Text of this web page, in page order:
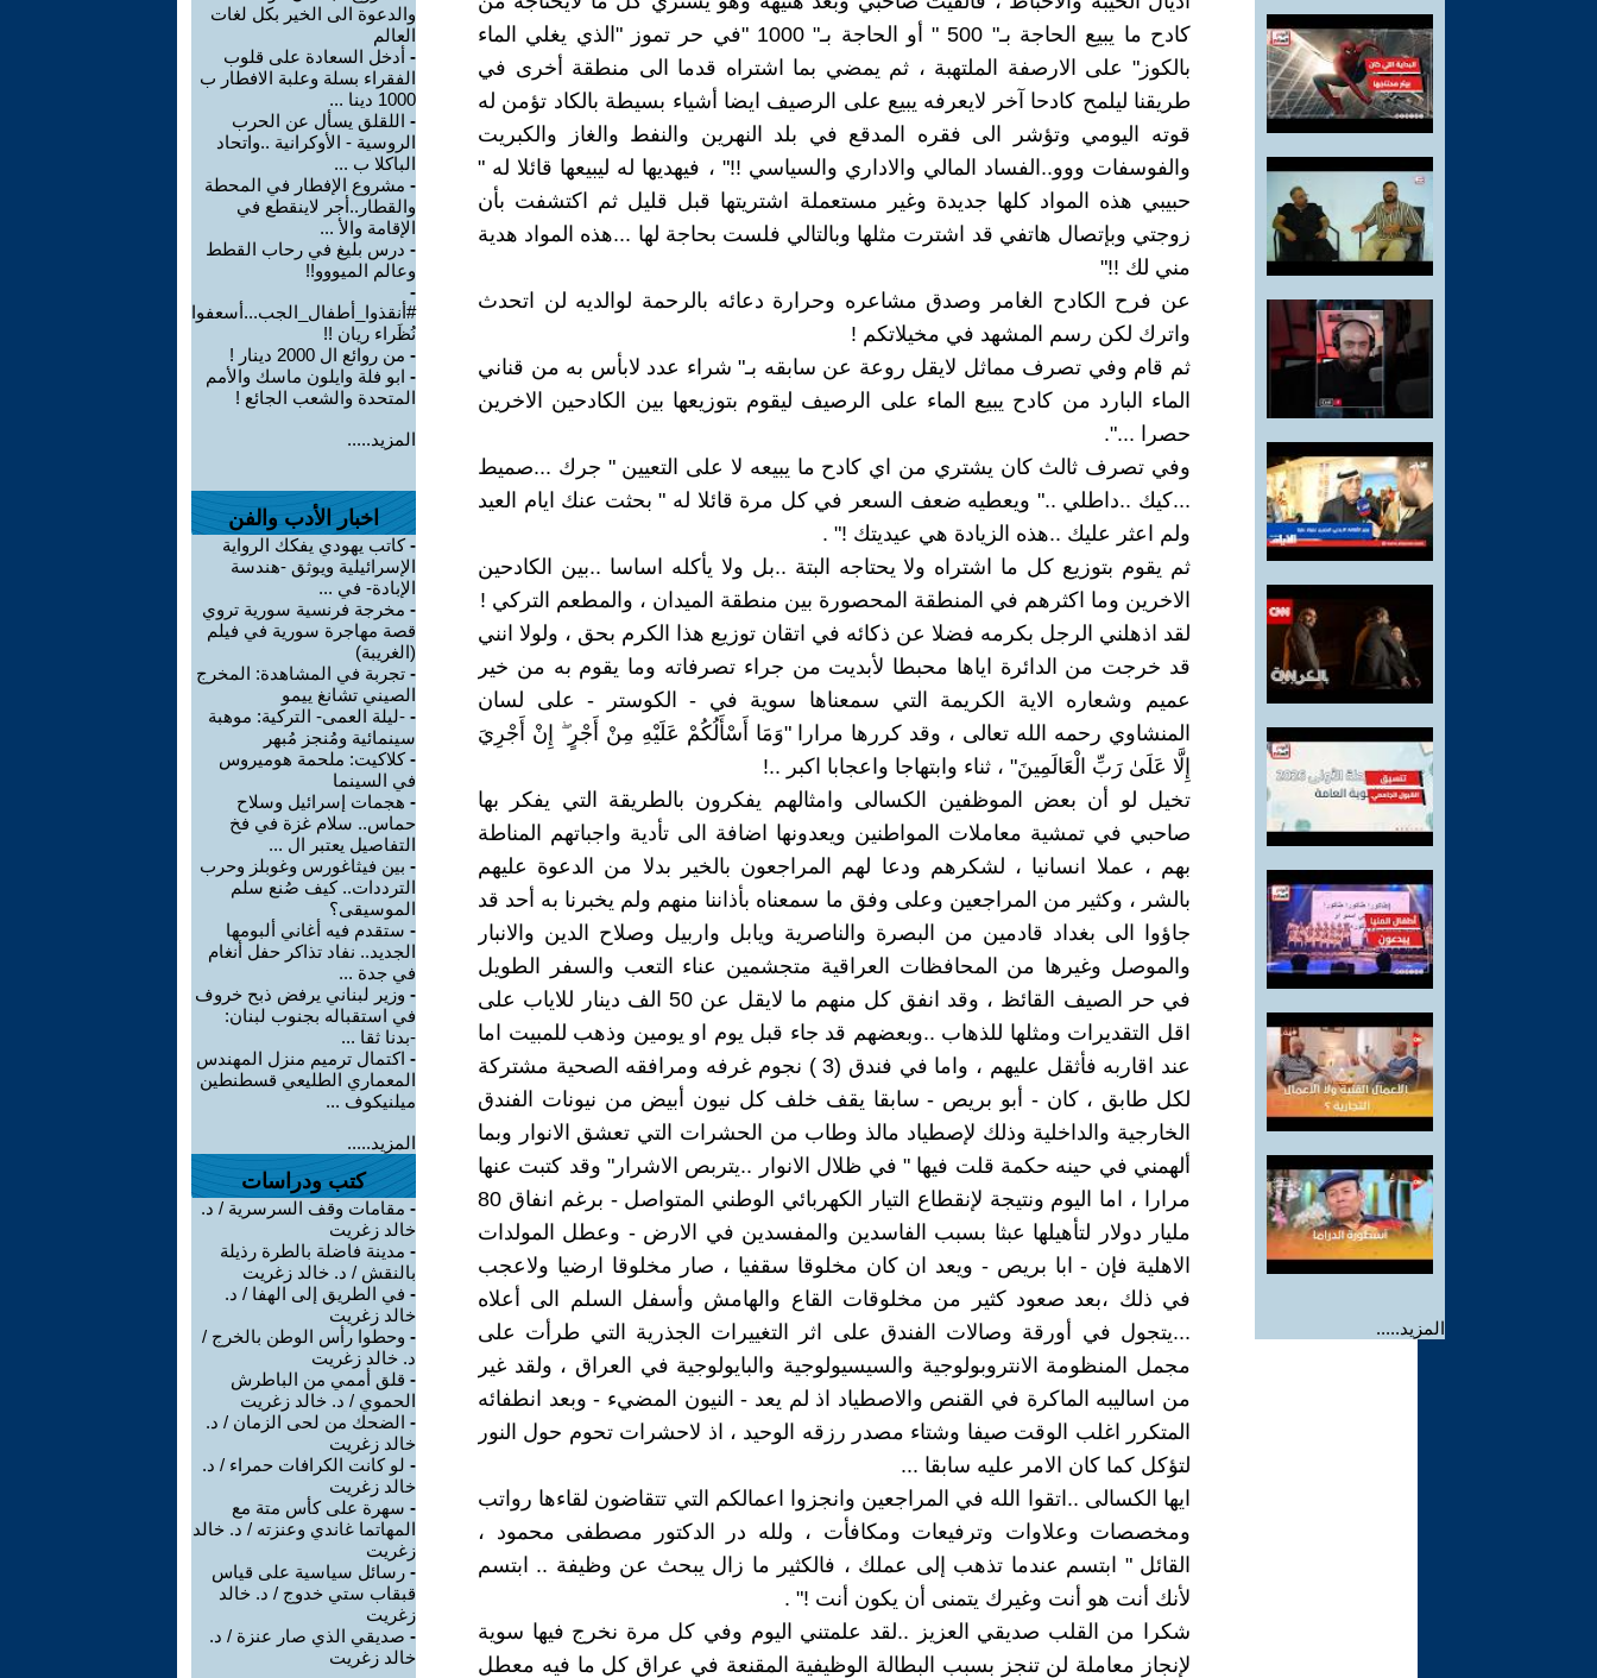
المزيد.....
كادح ما يبيع الحاجة بـ" 500 " أو الحاجة بـ" 1000 "في حر تموز "الذي يغلي الماء
بالكوز" على الارصفة الملتهبة ، ثم يمضي بما اشتراه قدما الى منطقة أخرى في
طريقنا ليلمح كادحا آخر لايعرفه يبيع على الرصيف ايضا أشياء بسيطة بالكاد تؤمن له
قوته اليومي وتؤشر الى فقره المدقع في بلد النهرين والنفط والغاز والكبريت
والفوسفات ووو..الفساد المالي والاداري والسياسي !!" ، فيهديها له ليبيعها قائلا له "
حبيبي هذه المواد كلها جديدة وغير مستعملة اشتريتها قبل قليل ثم اكتشفت بأن
زوجتي وبإتصال هاتفي قد اشترت مثلها وبالتالي فلست بحاجة لها ...هذه المواد هدية
مني لك !!"
عن فرح الكادح الغامر وصدق مشاعره وحرارة دعائه بالرحمة لوالديه لن اتحدث
واترك لكن رسم المشهد في مخيلاتكم !
ثم قام وفي تصرف مماثل لايقل روعة عن سابقه بـ" شراء عدد لابأس به من قناني
الماء البارد من كادح يبيع الماء على الرصيف ليقوم بتوزيعها بين الكادحين الاخرين
حصرا ...".
وفي تصرف ثالث كان يشتري من اي كادح ما يبيعه لا على التعيين " جرك ...صميط
...كيك ..داطلي .." ويعطيه ضعف السعر في كل مرة قائلا له " بحثت عنك ايام العيد
ولم اعثر عليك ..هذه الزيادة هي عيديتك !" .
ثم يقوم بتوزيع كل ما اشتراه ولا يحتاجه البتة ..بل ولا يأكله اساسا ..بين الكادحين
الاخرين وما اكثرهم في المنطقة المحصورة بين منطقة الميدان ، والمطعم التركي !
لقد اذهلني الرجل بكرمه فضلا عن ذكائه في اتقان توزيع هذا الكرم بحق ، ولولا انني
قد خرجت من الدائرة اياها محبطا لأبديت من جراء تصرفاته وما يقوم به من خير
عميم وشعاره الاية الكريمة التي سمعناها سوية في - الكوستر - على لسان
المنشاوي رحمه الله تعالى ، وقد كررها مرارا "وَمَا أَسْأَلُكُمْ عَلَيْهِ مِنْ أَجْرٍ ۖ إِنْ أَجْرِيَ
إِلَّا عَلَىٰ رَبِّ الْعَالَمِينَ" ، ثناء وابتهاجا واعجابا اكبر ..!
تخيل لو أن بعض الموظفين الكسالى وامثالهم يفكرون بالطريقة التي يفكر بها
صاحبي في تمشية معاملات المواطنين ويعدونها اضافة الى تأدية واجباتهم المناطة
بهم ، عملا انسانيا ، لشكرهم ودعا لهم المراجعون بالخير بدلا من الدعوة عليهم
بالشر ، وكثير من المراجعين وعلى وفق ما سمعناه بأذاننا منهم ولم يخبرنا به أحد قد
جاؤوا الى بغداد قادمين من البصرة والناصرية ويابل واربيل وصلاح الدين والانبار
والموصل وغيرها من المحافظات العراقية متجشمين عناء التعب والسفر الطويل
في حر الصيف القائظ ، وقد انفق كل منهم ما لايقل عن 50 الف دينار للاياب على
اقل التقديرات ومثلها للذهاب ..وبعضهم قد جاء قبل يوم او يومين وذهب للمبيت اما
عند اقاربه فأثقل عليهم ، واما في فندق (3 ) نجوم غرفه ومرافقه الصحية مشتركة
لكل طابق ، كان - أبو بريص - سابقا يقف خلف كل نيون أبيض من نيونات الفندق
الخارجية والداخلية وذلك لإصطياد مالذ وطاب من الحشرات التي تعشق الانوار وبما
ألهمني في حينه حكمة قلت فيها " في ظلال الانوار ..يتربص الاشرار" وقد كتبت عنها
مرارا ، اما اليوم ونتيجة لإنقطاع التيار الكهربائي الوطني المتواصل - برغم انفاق 80
مليار دولار لتأهيلها عبثا بسبب الفاسدين والمفسدين في الارض - وعطل المولدات
الاهلية فإن - ابا بريص - ويعد ان كان مخلوقا سقفيا ، صار مخلوقا ارضيا ولاعجب
في ذلك ،بعد صعود كثير من مخلوقات القاع والهامش وأسفل السلم الى أعلاه
...يتجول في أورقة وصالات الفندق على اثر التغييرات الجذرية التي طرأت على
مجمل المنظومة الانتروبولوجية والسيسيولوجية والبايولوجية في العراق ، ولقد غير
من اساليبه الماكرة في القنص والاصطياد اذ لم يعد - النيون المضيء - وبعد انطفائه
المتكرر اغلب الوقت صيفا وشتاء مصدر رزقه الوحيد ، اذ لاحشرات تحوم حول النور
لتؤكل كما كان الامر عليه سابقا ...
ايها الكسالى ..اتقوا الله في المراجعين وانجزوا اعمالكم التي تتقاضون لقاءها رواتب
ومخصصات وعلاوات وترفيعات ومكافأت ، ولله در الدكتور مصطفى محمود ،
القائل " ابتسم عندما تذهب إلى عملك ، فالكثير ما زال يبحث عن وظيفة .. ابتسم
لأنك أنت هو أنت وغيرك يتمنى أن يكون أنت !" .
شكرا من القلب صديقي العزيز ..لقد علمتني اليوم وفي كل مرة نخرج فيها سوية
لإنجاز معاملة لن تنجز بسبب البطالة الوظيفية المقنعة في عراق كل ما فيه معطل
والدعوة الى الخير بكل لغات
العالم
- أدخل السعادة على قلوب
الفقراء بسلة وعلبة الافطار ب
1000 دينا ...
- اللقلق يسأل عن الحرب
الروسية - الأوكرانية ..واتحاد
الباكلا ب ...
- مشروع الإفطار في المحطة
والقطار..أجر لاينقطع في
الإقامة والأ ...
- درس بليغ في رحاب القطط
وعالم الميووو!!
-
#أنقذوا_أطفال_الجب...أسعفوا
نُظَراء ريان !!
- من روائع ال 2000 دينار !
- ابو فلة وايلون ماسك والأمم
المتحدة والشعب الجائع !
المزيد.....
اخبار الأدب والفن
-كاتب يهودي يفكك الرواية
الإسرائيلية ويوثق -هندسة
الإبادة- في ...
- مخرجة فرنسية سورية تروي
قصة مهاجرة سورية في فيلم
(الغريبة)
- تجربة في المشاهدة: المخرج
الصيني تشانغ ييمو
- -ليلة العمى- التركية: موهبة
سينمائية ومُنجز مُبهر
-كلاكيت: ملحمة هوميروس
في السينما
- هجمات إسرائيل وسلاح
حماس.. سلام غزة في فخ
التفاصيل يعتبر ال ...
- بين فيثاغورس وغوبلز وحرب
الترددات.. كيف صُنع سلم
الموسيقى؟
- ستقدم فيه أغاني ألبومها
الجديد.. نفاد تذاكر حفل أنغام
في جدة ...
- وزير لبناني يرفض ذبح خروف
في استقباله بجنوب لبنان:
-بدنا ثقا ...
- اكتمال ترميم منزل المهندس
المعماري الطليعي قسطنطين
ميلنيكوف ...
المزيد.....
كتب ودراسات
- مقامات وقف السرسرية / د.
خالد زغريت
- مدينة فاضلة بالطرة رذيلة
بالنقش / د. خالد زغريت
- في الطريق إلى الهفا / د.
خالد زغريت
- وحطوا رأس الوطن بالخرج /
د. خالد زغريت
- قلق أممي من الباطرش
الحموي / د. خالد زغريت
- الضحك من لحى الزمان / د.
خالد زغريت
- لو كانت الكرافات حمراء / د.
خالد زغريت
- سهرة على كأس متة مع
المهاتما غاندي وعنزته / د. خالد
زغريت
- رسائل سياسية على قياس
قبقاب ستي خدوج / د. خالد
زغريت
- صديقي الذي صار عنزة / د.
خالد زغريت